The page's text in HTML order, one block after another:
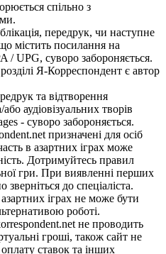
спільно з
передрук, чи наступне
містить посилання на
/ UPG, суворо забороняється.
Я-Корреспондент є автор
та відтворення
аудіовізуальних творів
- суворо забороняється.
призначені для осіб
в азартних іграх може
Дотримуйтесь правил
гри. При виявленні перших
зверніться до спеціаліста.
іграх не може бути
роботі.
не проводить
гроші, також сайт не
ставок та інших